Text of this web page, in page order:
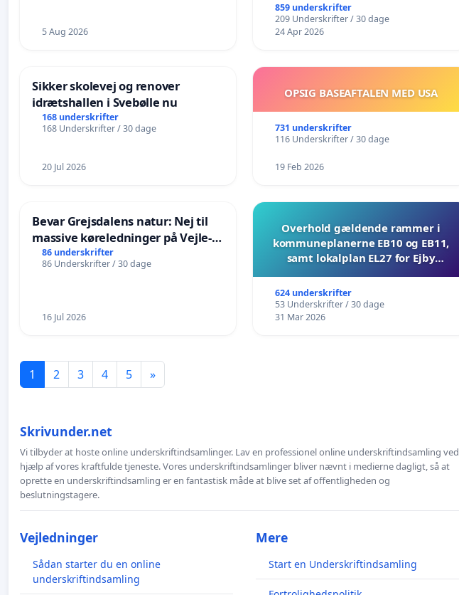
5 Aug 2026
859 underskrifter
209 Underskrifter / 30 dage
24 Apr 2026
Sikker skolevej og renover
idrætshallen i Svebølle nu
168 underskrifter
168 Underskrifter / 30 dage
20 Jul 2026
OPSIG BASEAFTALEN MED USA
731 underskrifter
116 Underskrifter / 30 dage
19 Feb 2026
Bevar Grejsdalens natur: Nej til
massive køreledninger på Vejle-
Struer-banen
86 underskrifter
86 Underskrifter / 30 dage
16 Jul 2026
Overhold gældende rammer i
kommuneplanerne EB10 og EB11,
samt lokalplan EL27 for Ejby
624 underskrifter
53 Underskrifter / 30 dage
31 Mar 2026
1 2 3 4 5 »
Skrivunder.net
Vi tilbyder at hoste online underskriftindsamlinger. Lav en professionel online underskriftindsamling ved
hjælp af vores kraftfulde tjeneste. Vores underskriftindsamlinger bliver nævnt i medierne dagligt, så at
oprette en underskriftindsamling er en fantastisk måde at blive set af offentligheden og
beslutningstagere.
Vejledninger
Sådan starter du en online
underskriftindsamling
Mere
Start en Underskriftindsamling